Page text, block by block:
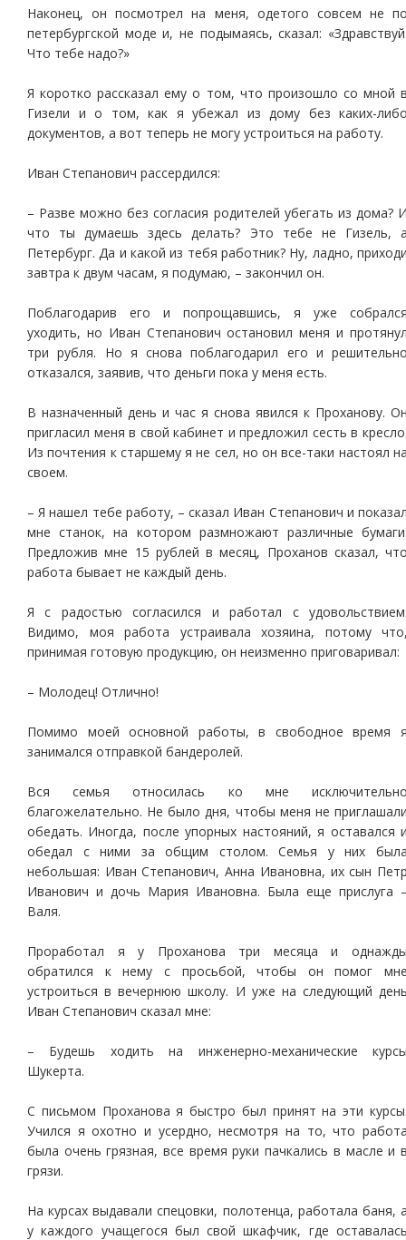
Наконец, он посмотрел на меня, одетого совсем не
петербургской моде и, не подымаясь, сказал:
Что тебе надо?»
Я коротко рассказал ему о том, что произошло со мной
Гизели и о том, как я убежал из дому без каких-
документов, а вот теперь не могу устроиться на работу.
Иван Степанович рассердился:
– Разве можно без согласия родителей убегать из дома?
что ты думаешь здесь делать? Это тебе не Гизель,
Петербург. Да и какой из тебя работник? Ну, ладно,
завтра к двум часам, я подумаю, – закончил он.
Поблагодарив его и попрощавшись, я уже
уходить, но Иван Степанович остановил меня и
три рубля. Но я снова поблагодарил его и
отказался, заявив, что деньги пока у меня есть.
В назначенный день и час я снова явился к Проханову.
пригласил меня в свой кабинет и предложил сесть в
Из почтения к старшему я не сел, но он все-таки настоял
своем.
– Я нашел тебе работу, – сказал Иван Степанович и
мне станок, на котором размножают различные
Предложив мне 15 рублей в месяц, Проханов сказал,
работа бывает не каждый день.
Я с радостью согласился и работал с
Видимо, моя работа устраивала хозяина, потому
принимая готовую продукцию, он неизменно приговаривал:
– Молодец! Отлично!
Помимо моей основной работы, в свободное время
занимался отправкой бандеролей.
Вся семья относилась ко мне
благожелательно. Не было дня, чтобы меня не
обедать. Иногда, после упорных настояний, я оставался
обедал с ними за общим столом. Семья у них
небольшая: Иван Степанович, Анна Ивановна, их сын
Иванович и дочь Мария Ивановна. Была еще прислуга
Валя.
Проработал я у Проханова три месяца и
обратился к нему с просьбой, чтобы он помог
устроиться в вечернюю школу. И уже на следующий
Иван Степанович сказал мне:
– Будешь ходить на инженерно-механические
Шукерта.
С письмом Проханова я быстро был принят на эти
Учился я охотно и усердно, несмотря на то, что
была очень грязная, все время руки пачкались в масле и
грязи.
На курсах выдавали спецовки, полотенца, работала баня,
у каждого учащегося был свой шкафчик, где